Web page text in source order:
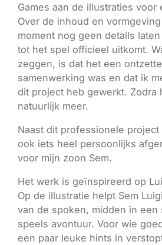
Games aan de illustraties voor
Over de inhoud en
moment nog geen details
tot het spel officieel uitkomt.
zeggen, is dat het een
samenwerking was en dat ik
dit project heb gewerkt. Zodra
natuurlijk meer.
Naast dit professionele project
ook iets heel persoonlijks
voor mijn zoon Sem.
Het werk is geïnspireerd op
Op de illustratie helpt Sem
van de spoken, midden in een
speels avontuur. Voor wie
een paar leuke hints in